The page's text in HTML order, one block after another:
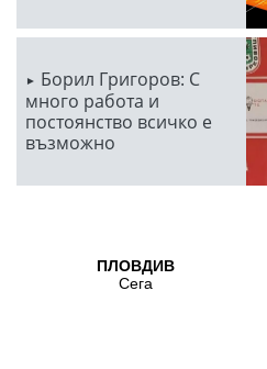
Борил Григоров: С
много работа и
постоянство всичко е
възможно